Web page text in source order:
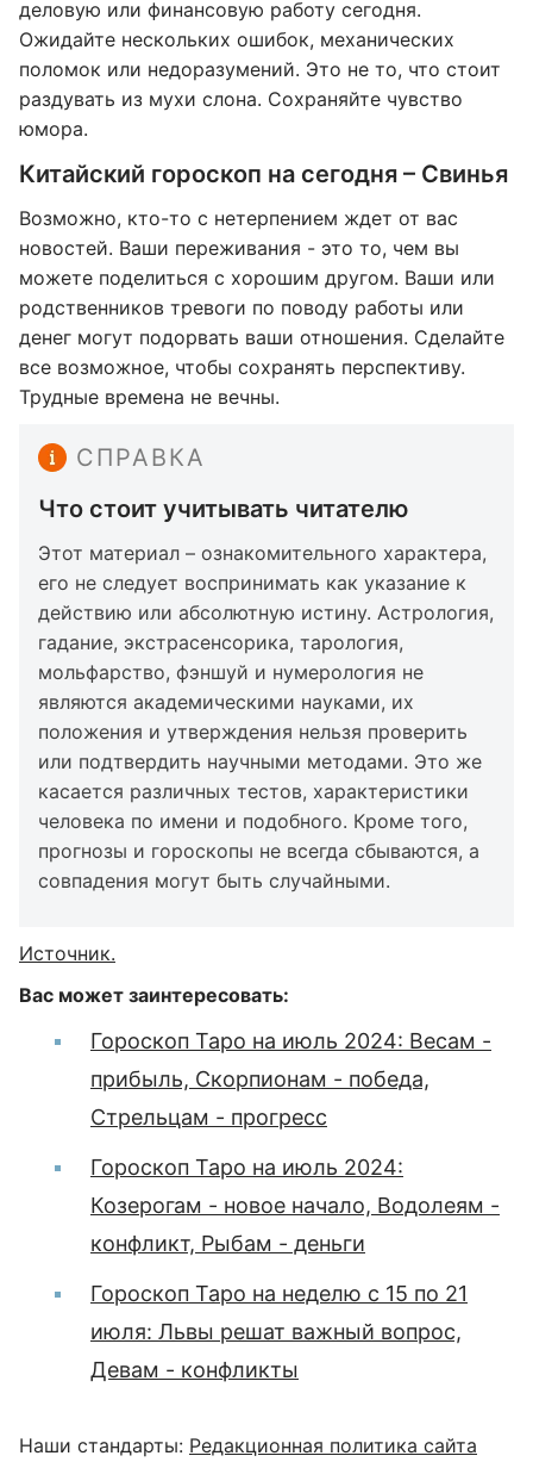
деловую или финансовую работу сегодня.
Ожидайте нескольких ошибок, механических
поломок или недоразумений. Это не то, что стоит
раздувать из мухи слона. Сохраняйте чувство
юмора.
Китайский гороскоп на сегодня – Свинья
Возможно, кто-то с нетерпением ждет от вас
новостей. Ваши переживания - это то, чем вы
можете поделиться с хорошим другом. Ваши или
родственников тревоги по поводу работы или
денег могут подорвать ваши отношения. Сделайте
все возможное, чтобы сохранять перспективу.
Трудные времена не вечны.
СПРАВКА
Что стоит учитывать читателю
Этот материал – ознакомительного характера,
его не следует воспринимать как указание к
действию или абсолютную истину. Астрология,
гадание, экстрасенсорика, тарология,
мольфарство, фэншуй и нумерология не
являются академическими науками, их
положения и утверждения нельзя проверить
или подтвердить научными методами. Это же
касается различных тестов, характеристики
человека по имени и подобного. Кроме того,
прогнозы и гороскопы не всегда сбываются, а
совпадения могут быть случайными.
Источник.
Вас может заинтересовать:
Гороскоп Таро на июль 2024: Весам -
прибыль, Скорпионам - победа,
Стрельцам - прогресс
Гороскоп Таро на июль 2024:
Козерогам - новое начало, Водолеям -
конфликт, Рыбам - деньги
Гороскоп Таро на неделю с 15 по 21
июля: Львы решат важный вопрос,
Девам - конфликты
Наши стандарты: Редакционная политика сайта